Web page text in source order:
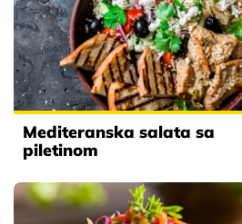
Mediteranska salata sa
piletinom